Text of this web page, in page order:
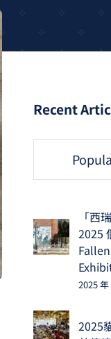
Recent
「西
2025
2025 年
2025